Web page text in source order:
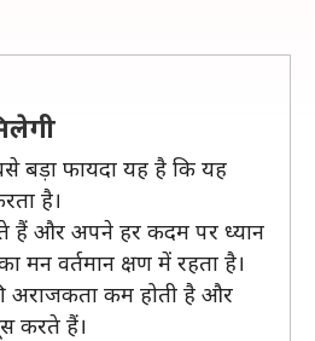
बड़ा फायदा यह है कि यह
है।
हैं और अपने हर कदम पर ध्यान
मन वर्तमान क्षण में रहता है।
अराजकता कम होती है और
करते हैं।